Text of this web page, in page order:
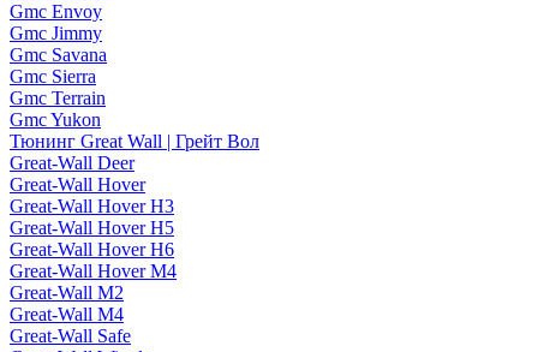
Gmc Envoy
Gmc Jimmy
Gmc Savana
Gmc Sierra
Gmc Terrain
Gmc Yukon
Тюнинг Great Wall | Грейт Вол
Great-Wall Deer
Great-Wall Hover
Great-Wall Hover H3
Great-Wall Hover H5
Great-Wall Hover H6
Great-Wall Hover M4
Great-Wall M2
Great-Wall M4
Great-Wall Safe